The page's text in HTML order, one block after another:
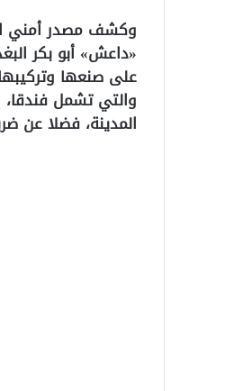
وكشف مصدر أمني ان
«داعش» أبو بكر
على صنعها
والتي تشمل فندقا،
المدينة، فضلا عن